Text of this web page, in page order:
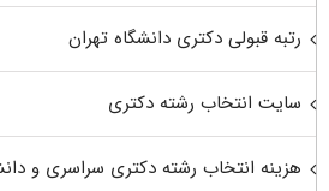
رتبه قبولی دکتری دانشگاه تهران
سایت انتخاب رشته دکتری
هزینه انتخاب رشته دکتری سراسری و